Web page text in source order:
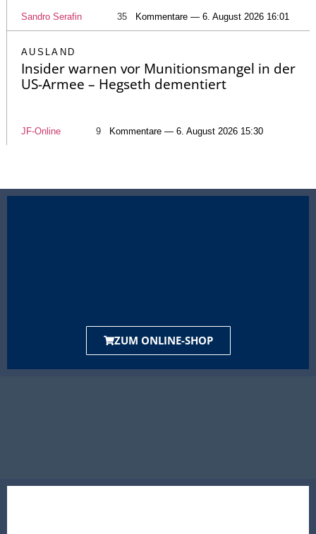
Sandro Serafin 35 Kommentare — 6. August 2026 16:01
AUSLAND
Insider warnen vor Munitionsmangel in der
US-Armee – Hegseth dementiert
JF-Online 9 Kommentare — 6. August 2026 15:30
ZUM ONLINE-SHOP